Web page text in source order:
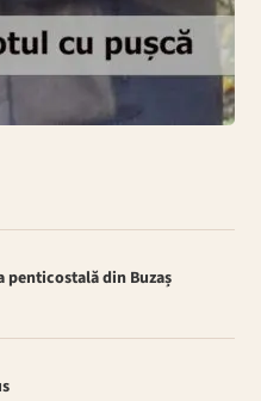
penticostală din Buzaș